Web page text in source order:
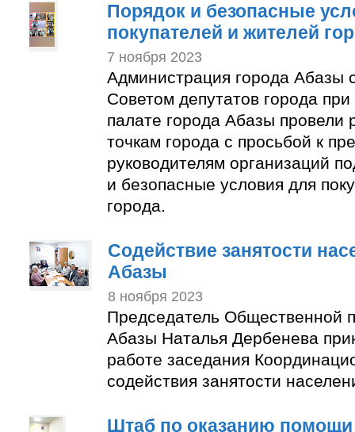
Порядок и безопасные
покупателей и жителей
7 ноября 2023
Администрация города Абазы
Советом депутатов города
палате города Абазы провели
точкам города с просьбой к
руководителям организаций
и безопасные условия для
города.
Содействие занятости
Абазы
8 ноября 2023
Председатель Общественной
Абазы Наталья Дербенева
работе заседания
содействия занятости
Штаб по оказанию помощи